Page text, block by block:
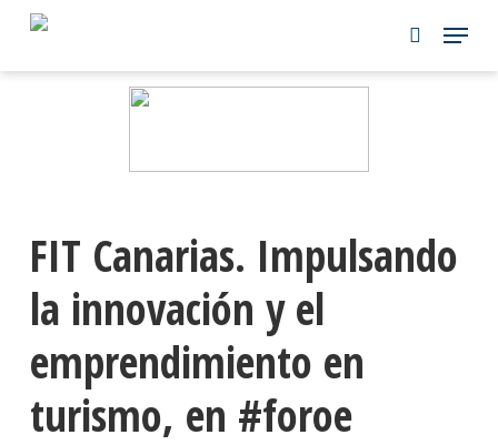
Skip
FIT Canarias. Impulsando
la innovación y el
emprendimiento en
turismo, en #foroe